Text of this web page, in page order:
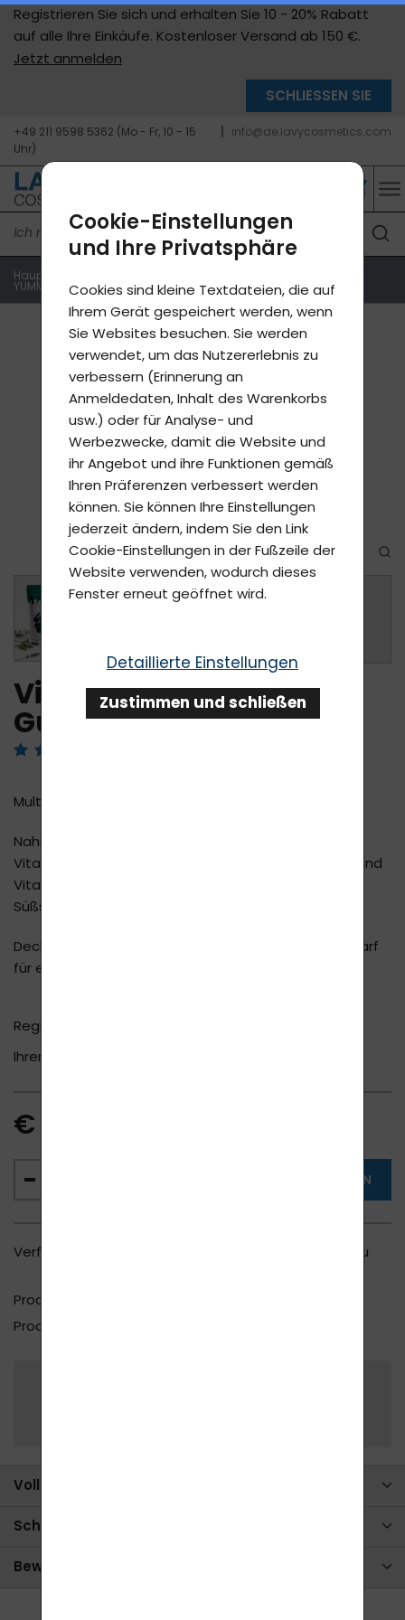
Registrieren Sie sich und erhalten Sie 10 - 20% Rabatt
auf alle Ihre Einkäufe. Kostenloser Versand ab 150 €.
Jetzt anmelden
SCHLIESSEN SIE
+49 211 9598 5362 (Mo - Fr, 10 - 15
Uhr)
info@de.lavycosmetics.com
Hauptseite
YUMMY - Multivitamine
Vitapenta Multivitamin Gummies
Vitapenta Multivitamin
Gummies
Multivitamin-Gummibonbons
Nahrungsergänzungsmittel in Form von
Vitaminkaugummi mit pflanzlichen Ölen, Mineralien und
Vitaminen. Ohne Chemikalien, Farbstoffe und
Süßstoffe! Vegan
Deckt den gesamten Vitamin- und Mineralstoffbedarf
für einen Monat.
Registrieren Sie sich
Ihrem Einkauf.
€ 58.10
IN DEN WARENKORB LEGEN
Verfügbarkeit
, (bei Ihnen zu
Produzent
Produkt-Code
Vollständige Beschreibung
Schreiben Sie uns (Antworten 2)
Bewertung (5)
Cookie-Einstellungen
und Ihre Privatsphäre
Cookies sind kleine Textdateien, die auf
Ihrem Gerät gespeichert werden, wenn
Sie Websites besuchen. Sie werden
verwendet, um das Nutzererlebnis zu
verbessern (Erinnerung an
Anmeldedaten, Inhalt des Warenkorbs
usw.) oder für Analyse- und
Werbezwecke, damit die Website und
ihr Angebot und ihre Funktionen gemäß
Ihren Präferenzen verbessert werden
können. Sie können Ihre Einstellungen
jederzeit ändern, indem Sie den Link
Cookie-Einstellungen in der Fußzeile der
Website verwenden, wodurch dieses
Fenster erneut geöffnet wird.
Detaillierte Einstellungen
Zustimmen und schließen